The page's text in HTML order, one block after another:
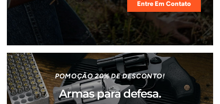
Entre Em Contato
POMOÇÃO 20% DE DESCONTO!
Armas para defesa.